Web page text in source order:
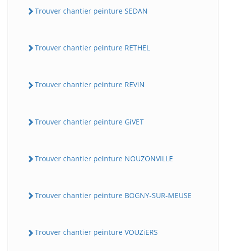
Trouver chantier peinture SEDAN
Trouver chantier peinture RETHEL
Trouver chantier peinture REViN
Trouver chantier peinture GiVET
Trouver chantier peinture NOUZONViLLE
Trouver chantier peinture BOGNY-SUR-MEUSE
Trouver chantier peinture VOUZiERS